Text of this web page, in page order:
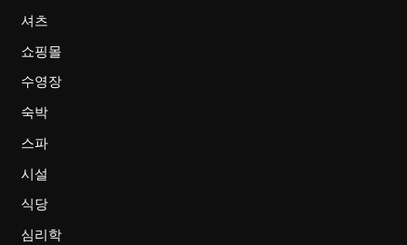
셔츠
쇼핑몰
수영장
숙박
스파
시설
식당
심리학